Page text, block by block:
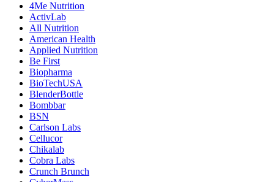
4Me Nutrition
ActivLab
All Nutrition
American Health
Applied Nutrition
Be First
Biopharma
BioTechUSA
BlenderBottle
Bombbar
BSN
Carlson Labs
Cellucor
Chikalab
Cobra Labs
Crunch Brunch